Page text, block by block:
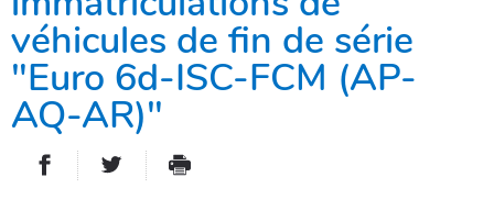
véhicules de fin de série
"Euro 6d-ISC-FCM (AP-
AQ-AR)"
PARTAGER SUR FACEBOOK
PARTAGER SUR TWITTER
IMPRIMER